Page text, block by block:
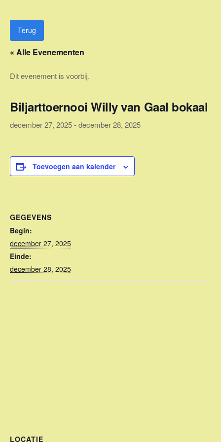
inhoud
Terug
« Alle Evenementen
Dit evenement is voorbij.
Biljarttoernooi Willy van Gaal bokaal
december 27, 2025-december 28, 2025
Toevoegen aan kalender
GEGEVENS
Begin:
december 27, 2025
Einde:
december 28, 2025
LOCATIE